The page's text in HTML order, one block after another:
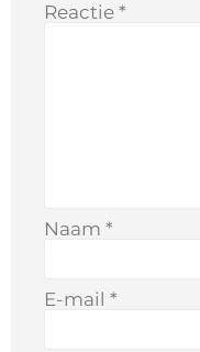
Reactie *
Naam *
E-mail *